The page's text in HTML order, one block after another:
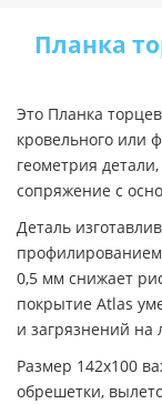
Планка
Это Планка
кровельного или
геометрия
сопряжение с
Деталь
0,5 мм снижает
покрытие Atlas
и загрязнений на
Размер 142х100
обрешетки,